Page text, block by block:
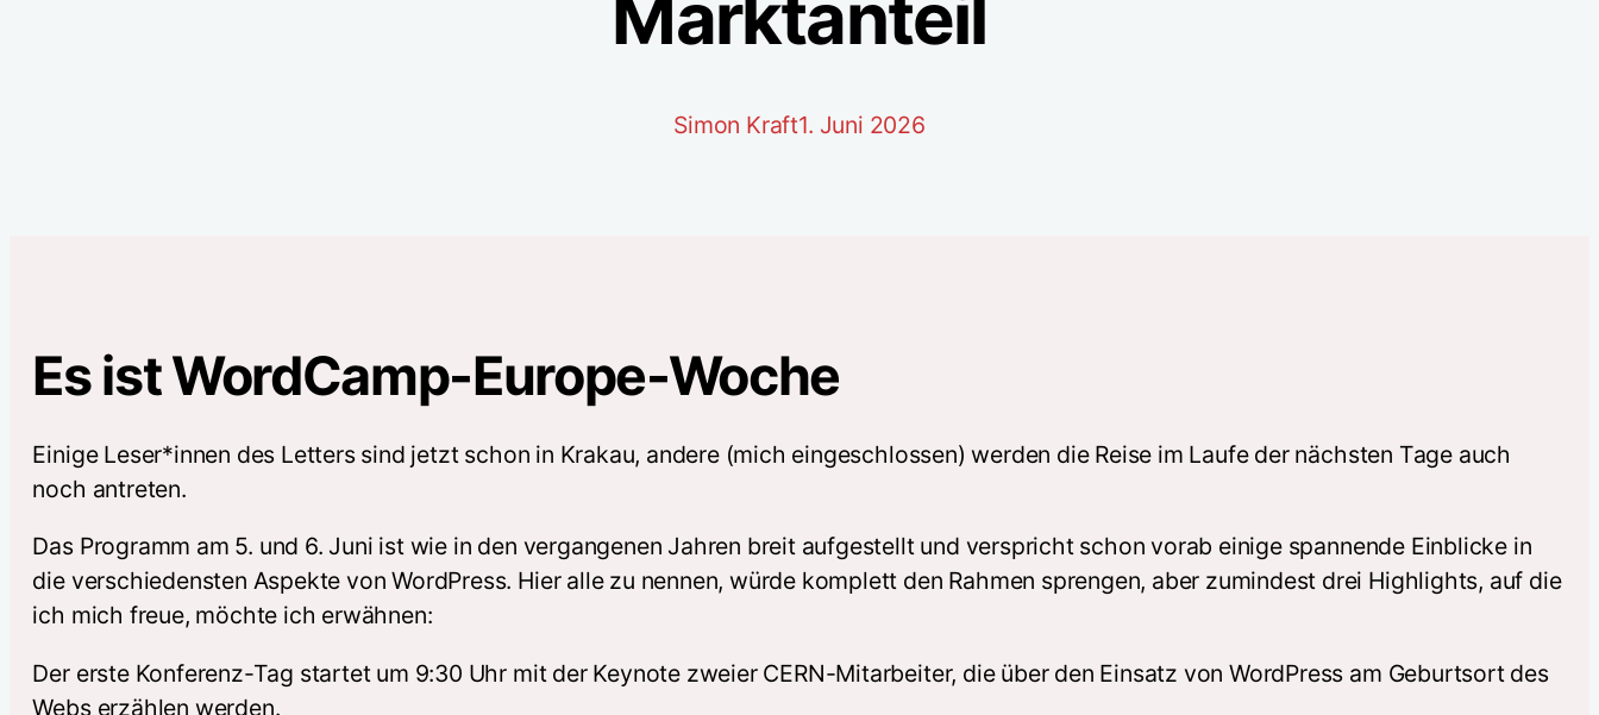
Marktanteil
Simon Kraft1. Juni 2026
Es ist WordCamp-Europe-Woche
Einige Leser*innen des Letters sind jetzt schon in Krakau, andere (mich eingeschlossen) werden die Reise im Laufe der nächsten Tage auch
noch antreten.
Das Programm am 5. und 6. Juni ist wie in den vergangenen Jahren breit aufgestellt und verspricht schon vorab einige spannende Einblicke in
die verschiedensten Aspekte von WordPress. Hier alle zu nennen, würde komplett den Rahmen sprengen, aber zumindest drei Highlights, auf die
ich mich freue, möchte ich erwähnen:
Der erste Konferenz-Tag startet um 9:30 Uhr mit der Keynote zweier CERN-Mitarbeiter, die über den Einsatz von WordPress am Geburtsort des
Webs erzählen werden.